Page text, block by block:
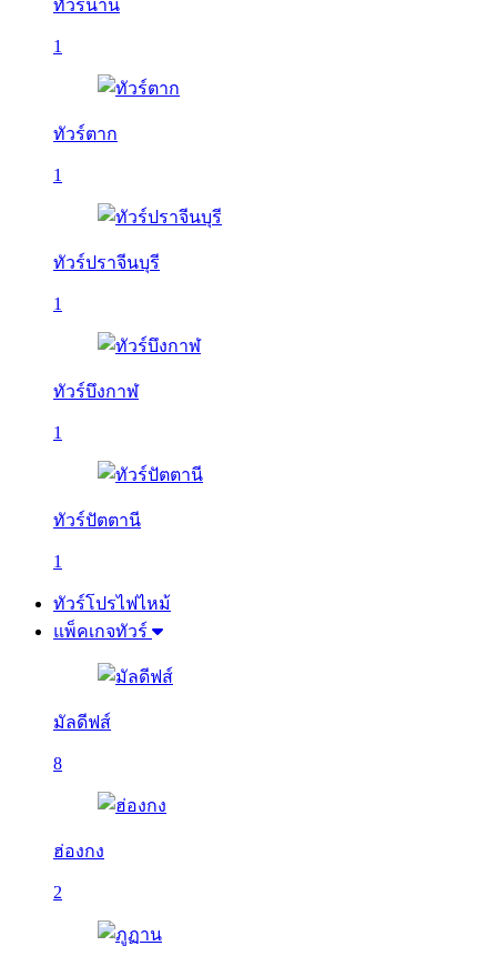
ทัวร์น่าน
1
ทัวร์ตาก
1
ทัวร์ปราจีนบุรี
1
ทัวร์บึงกาฬ
1
ทัวร์ปัตตานี
1
ทัวร์โปรไฟไหม้
แพ็คเกจทัวร์
มัลดีฟส์
8
ฮ่องกง
2